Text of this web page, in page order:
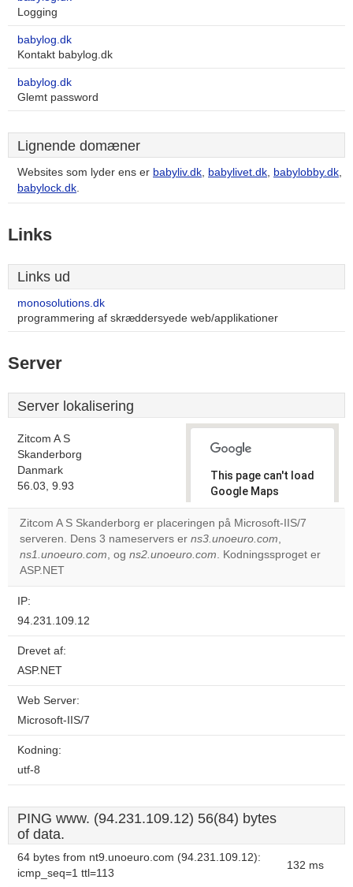
Logging
babylog.dk
Kontakt babylog.dk
babylog.dk
Glemt password
Lignende domæner
Websites som lyder ens er babyliv.dk, babylivet.dk, babylobby.dk,
babylock.dk.
Links
Links ud
monosolutions.dk
programmering af skræddersyede web/applikationer
Server
Server lokalisering
Zitcom A S
Skanderborg
Danmark
56.03, 9.93
This page can't load
Google Maps
correctly.
Do you
own this
OK
Zitcom A S Skanderborg er placeringen på Microsoft-IIS/7
serveren. Dens 3 nameservers er ns3.unoeuro.com,
ns1.unoeuro.com, og ns2.unoeuro.com. Kodningssproget er
ASP.NET
IP:
94.231.109.12
Drevet af:
ASP.NET
Web Server:
Microsoft-IIS/7
Kodning:
utf-8
PING www. (94.231.109.12) 56(84) bytes
of data.
64 bytes from nt9.unoeuro.com (94.231.109.12):
icmp_seq=1 ttl=113
132 ms